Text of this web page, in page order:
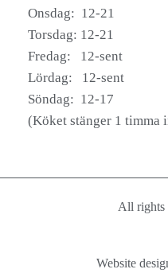
Onsdag: 12-21
Torsdag: 12-21
Fredag: 12-sent
Lördag: 12-sent
Söndag: 12-17
(Köket stänger 1 timma
All rights
Website